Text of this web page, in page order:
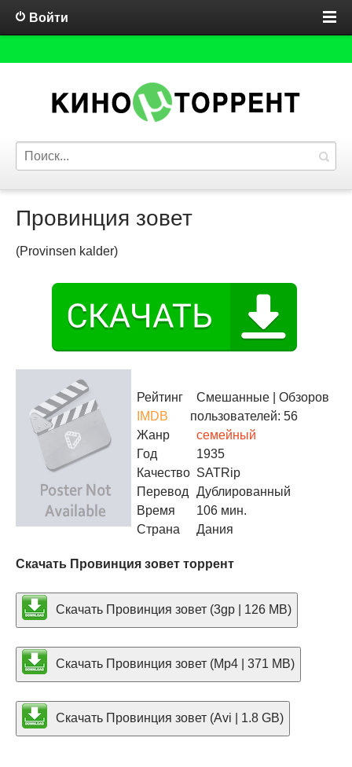
Войти
Провинция зовет
(Provinsen kalder)
Рейтинг
IMDB
Смешанные | Обзоров
пользователей: 56
Жанр
семейный
Год
1935
Качество SATRip
Перевод
Дублированный
Время
106 мин.
Страна
Дания
Скачать Провинция зовет торрент
Скачать Провинция зовет (3gp | 126 MB)
Скачать Провинция зовет (Mp4 | 371 MB)
Скачать Провинция зовет (Avi | 1.8 GB)